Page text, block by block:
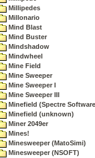
Millipedes
Millonario
Mind Blast
Mind Buster
Mindshadow
Mindwheel
Mine Field
Mine Sweeper
Mine Sweeper I
Mine Sweeper III
Minefield (Spectre
Minefield (unknown)
Miner 2049er
Mines!
Minesweeper (MatoSimi)
Minesweeper (NSOFT)